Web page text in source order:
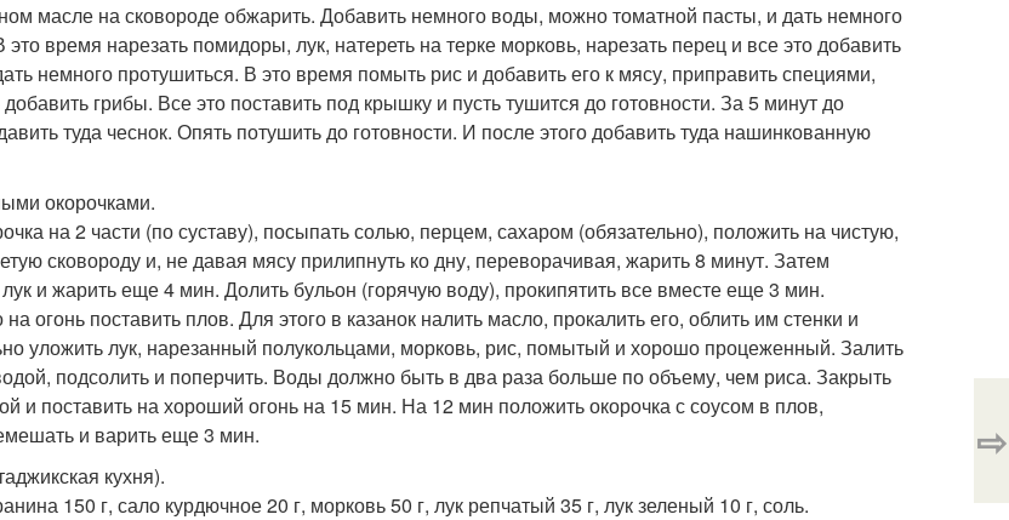
масле на сковороде обжарить. Добавить немного воды, можно томатной пасты, и дать немного
это время нарезать помидоры, лук, натереть на терке морковь, нарезать перец и все это добавить
немного протушиться. В это время помыть рис и добавить его к мясу, приправить специями,
грибы. Все это поставить под крышку и пусть тушится до готовности. За 5 минут до
туда чеснок. Опять потушить до готовности. И после этого добавить туда нашинкованную
окорочками.
на 2 части (по суставу), посыпать солью, перцем, сахаром (обязательно), положить на чистую,
сковороду и, не давая мясу прилипнуть ко дну, переворачивая, жарить 8 минут. Затем
и жарить еще 4 мин. Долить бульон (горячую воду), прокипятить все вместе еще 3 мин.
огонь поставить плов. Для этого в казанок налить масло, прокалить его, облить им стенки и
уложить лук, нарезанный полукольцами, морковь, рис, помытый и хорошо процеженный. Залить
подсолить и поперчить. Воды должно быть в два раза больше по объему, чем риса. Закрыть
и поставить на хороший огонь на 15 мин. На 12 мин положить окорочка с соусом в плов,
и варить еще 3 мин.
кухня).
150 г, сало курдючное 20 г, морковь 50 г, лук репчатый 35 г, лук зеленый 10 г, соль.
⇨